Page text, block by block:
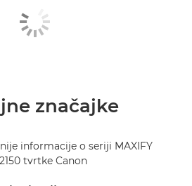
značajke
informacije o seriji MAXIFY
tvrtke Canon